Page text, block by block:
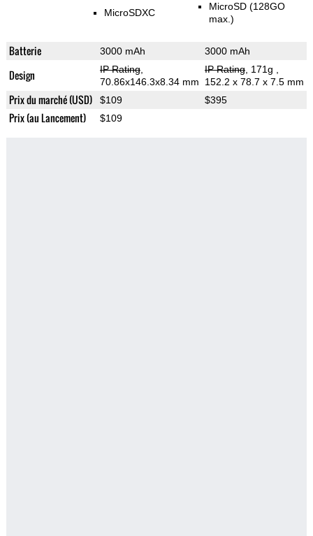
MicroSDXC
MicroSD (128GO
max.)
Batterie 3000 mAh 3000 mAh
Design IP Rating,
70.86x146.3x8.34 mm
IP Rating, 171g
152.2 x 78.7 x 7.5 mm
Prix du marché (USD) $109 $395
Prix (au Lancement) $109